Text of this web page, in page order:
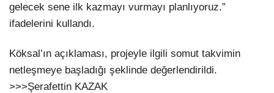
gelecek sene ilk kazmayı vurmayı planlıyoruz.”
ifadelerini kullandı.
Köksal’ın açıklaması, projeyle ilgili somut takvimin
netleşmeye başladığı şeklinde değerlendirildi.
>>>Şerafettin KAZAK